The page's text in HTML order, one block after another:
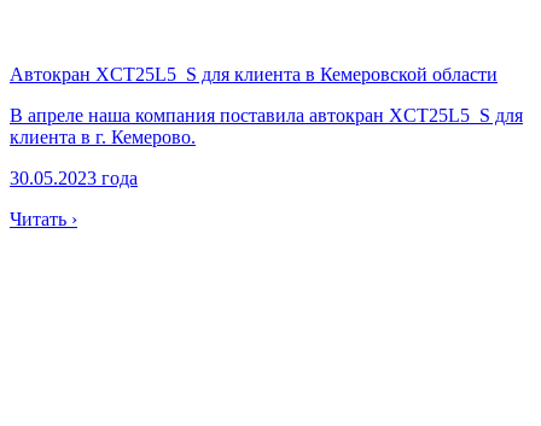
Автокран XCT25L5_S для клиента в Кемеровской области
В апреле наша компания поставила автокран XCT25L5_S для
клиента в г. Кемерово.
30.05.2023 года
Читать ›